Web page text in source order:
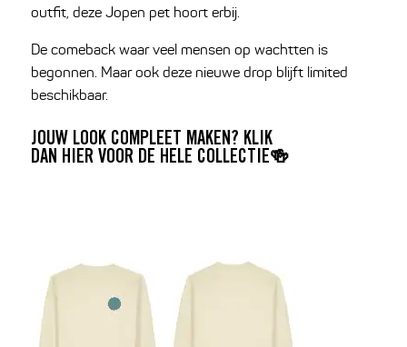
outfit, deze Jopen pet hoort erbij.
De comeback waar veel mensen op wachtten is
begonnen. Maar ook deze nieuwe drop blijft limited
beschikbaar.
JOUW LOOK COMPLEET MAKEN? KLIK
DAN HIERVOOR DE HELE COLLECTIE🍻